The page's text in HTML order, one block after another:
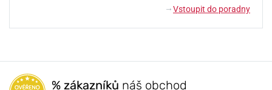
↓ Vstoupit do poradny
% zákazníků náš obchod